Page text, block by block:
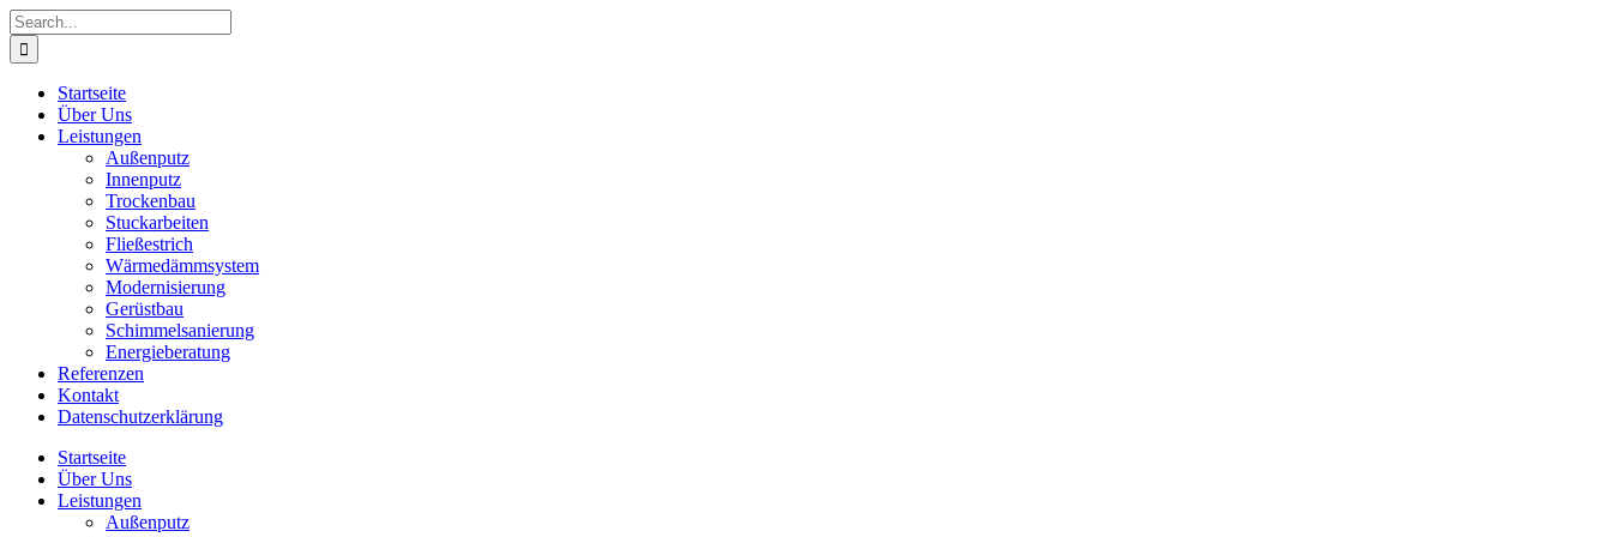
Skip
to
content
Search
for:
Startseite
Über Uns
Leistungen
Außenputz
Innenputz
Trockenbau
Stuckarbeiten
Fließestrich
Wärmedämmsystem
Modernisierung
Gerüstbau
Schimmelsanierung
Energieberatung
Referenzen
Kontakt
Datenschutzerklärung
Startseite
Über Uns
Leistungen
Außenputz